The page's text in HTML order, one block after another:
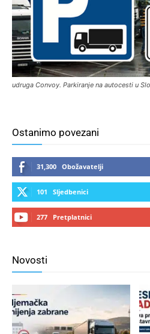
udruga Convoy. Parkiranje na autocesti u
Ostanimo povezani
31,300 Obožavatelji
101 Sljedbenici
277 Pretplatnici
Novosti